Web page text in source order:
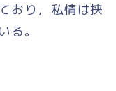
おり，私情は挟
る。